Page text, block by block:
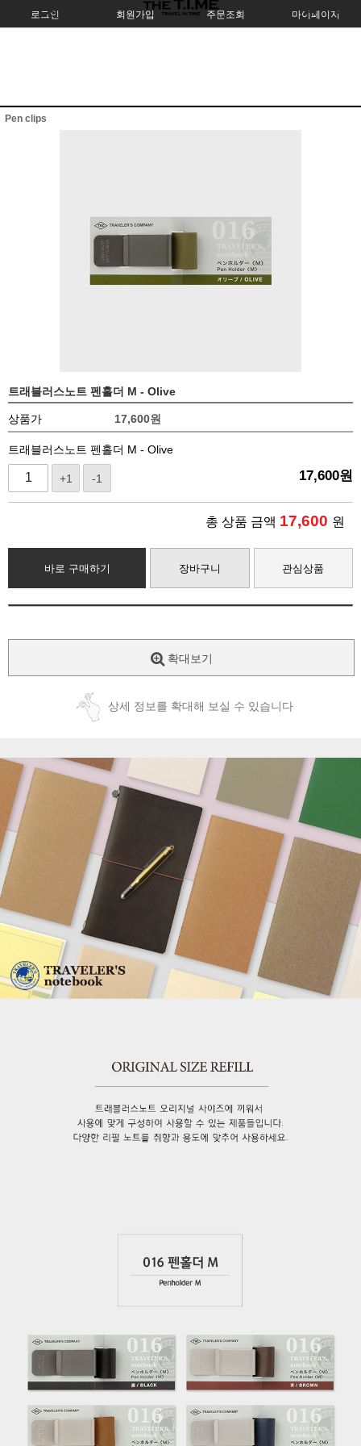
로그인 회원가입 주문조회 마이페이지
Pen clips
트래블러스노트 펜홀더 M - Olive
상품가 17,600원
트래블러스노트 펜홀더 M - Olive
+1 -1 17,600원
총 상품 금액 17,600 원
바로 구매하기 장바구니 관심상품
확대보기
상세 정보를 확대해 보실 수 있습니다